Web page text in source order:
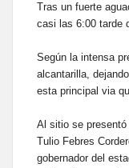
Tras un fuerte
casi las 6:00 tarde
Según la intensa
alcantarilla,
esta principal via
Al sitio se
Tulio Febres
gobernador del